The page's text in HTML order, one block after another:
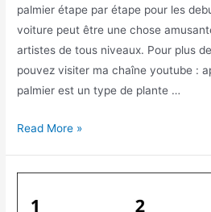
palmier étape par étape pour les
voiture peut être une chose
artistes de tous niveaux. Pour plus
pouvez visiter ma chaîne youtube :
palmier est un type de plante …
Comment
facile
Read More »